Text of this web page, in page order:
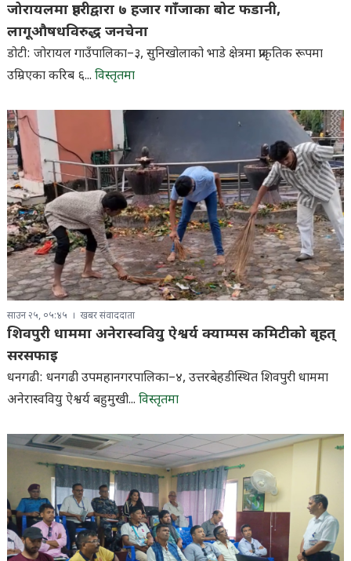
जोरायलमा प्रहरीद्वारा ७ हजार गाँजाका बोट फडानी,
लागूऔषधविरुद्ध जनचेना
डोटी: जोरायल गाउँपालिका–३, सुनिखोलाको भाडे क्षेत्रमा प्राकृतिक रूपमा
उम्रिएका करिब ६... विस्तृतमा
साउन २५, ०५:४५ खबर संवाददाता
शिवपुरी धाममा अनेरास्ववियु ऐश्वर्य क्याम्पस कमिटीको बृहत्
सरसफाइ
धनगढी: धनगढी उपमहानगरपालिका–४, उत्तरबेहडीस्थित शिवपुरी धाममा
अनेरास्ववियु ऐश्वर्य बहुमुखी... विस्तृतमा